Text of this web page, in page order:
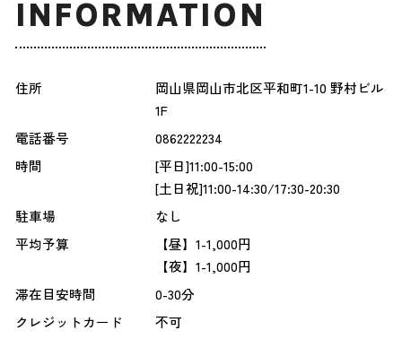
INFORMATION
住所
岡山県岡山市北区平和町1-10 野村ビル
1F
電話番号
0862222234
時間
[平日]11:00-15:00
[土日祝]11:00-14:30/17:30-20:30
駐車場
なし
平均予算
【昼】1-1,000円
【夜】1-1,000円
滞在目安時間
0-30分
クレジットカード
不可